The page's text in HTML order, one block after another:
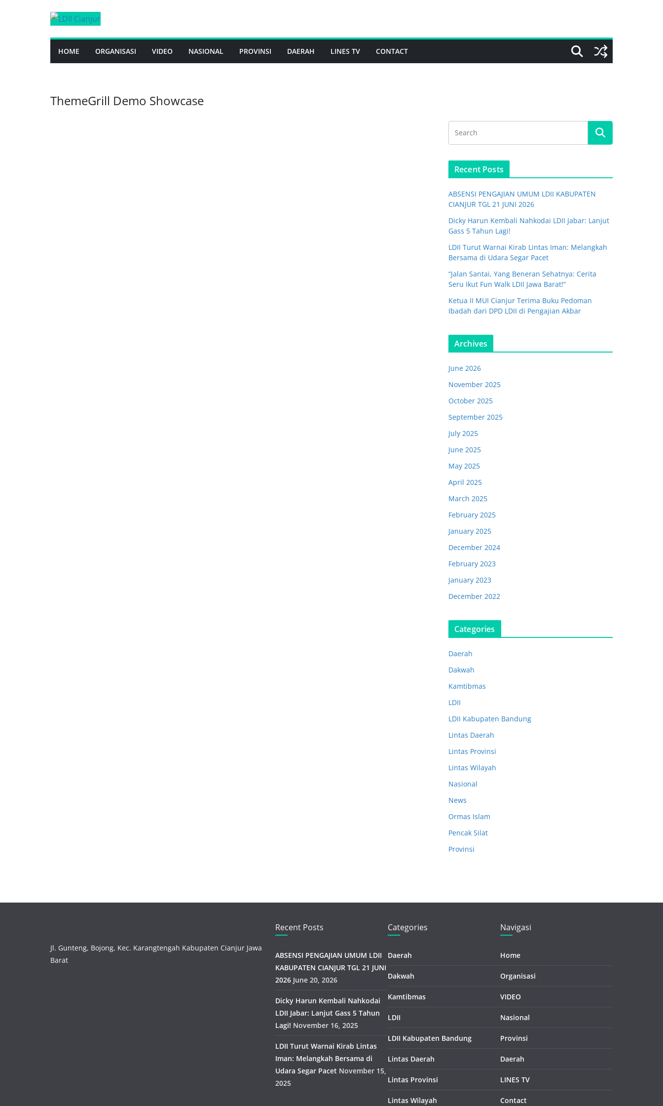
HOME ORGANISASI VIDEO NASIONAL PROVINSI DAERAH LINES TV CONTACT
ThemeGrill Demo Showcase
Recent Posts
ABSENSI PENGAJIAN UMUM LDII KABUPATEN
CIANJUR TGL 21 JUNI 2026
Dicky Harun Kembali Nahkodai LDII Jabar: Lanjut
Gass 5 Tahun Lagi!
LDII Turut Warnai Kirab Lintas Iman: Melangkah
Bersama di Udara Segar Pacet
“Jalan Santai, Yang Beneran Sehatnya: Cerita
Seru Ikut Fun Walk LDII Jawa Barat!”
Ketua II MUI Cianjur Terima Buku Pedoman
Ibadah dari DPD LDII di Pengajian Akbar
Archives
June 2026
November 2025
October 2025
September 2025
July 2025
June 2025
May 2025
April 2025
March 2025
February 2025
January 2025
December 2024
February 2023
January 2023
December 2022
Categories
Daerah
Dakwah
Kamtibmas
LDII
LDII Kabupaten Bandung
Lintas Daerah
Lintas Provinsi
Lintas Wilayah
Nasional
News
Ormas Islam
Pencak Silat
Provinsi
Jl. Gunteng, Bojong, Kec. Karangtengah Kabupaten Cianjur Jawa
Barat
Recent Posts
ABSENSI PENGAJIAN UMUM LDII
KABUPATEN CIANJUR TGL 21 JUNI
2026 June 20, 2026
Dicky Harun Kembali Nahkodai
LDII Jabar: Lanjut Gass 5 Tahun
Lagi! November 16, 2025
LDII Turut Warnai Kirab Lintas
Iman: Melangkah Bersama di
Udara Segar Pacet November 15,
2025
Categories
Daerah
Dakwah
Kamtibmas
LDII
LDII Kabupaten Bandung
Lintas Daerah
Lintas Provinsi
Lintas Wilayah
Navigasi
Home
Organisasi
VIDEO
Nasional
Provinsi
Daerah
LINES TV
Contact